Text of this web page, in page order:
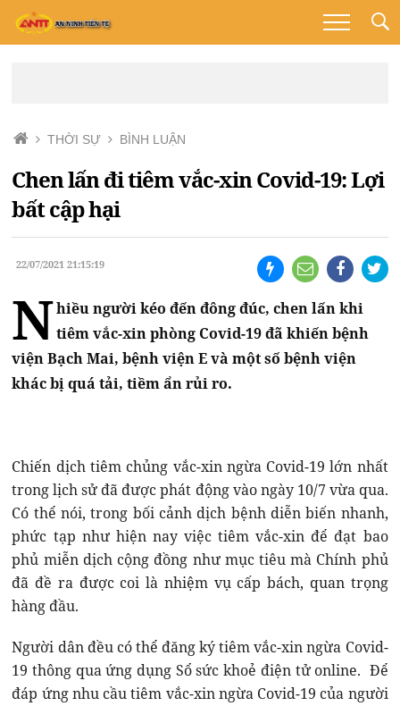
THỜI SỰ BÌNH LUẬN
Chen lấn đi tiêm vắc-xin Covid-19: Lợi
bất cập hại
22/07/2021 21:15:19
Nhiều người kéo đến đông đúc, chen lấn khi
tiêm vắc-xin phòng Covid-19 đã khiến bệnh
viện Bạch Mai, bệnh viện E và một số bệnh viện
khác bị quá tải, tiềm ẩn rủi ro.
Chiến dịch tiêm chủng vắc-xin ngừa Covid-19 lớn nhất
trong lịch sử đã được phát động vào ngày 10/7 vừa qua.
Có thể nói, trong bối cảnh dịch bệnh diễn biến nhanh,
phức tạp như hiện nay việc tiêm vắc-xin để đạt bao
phủ miễn dịch cộng đồng như mục tiêu mà Chính phủ
đã đề ra được coi là nhiệm vụ cấp bách, quan trọng
hàng đầu.
Người dân đều có thể đăng ký tiêm vắc-xin ngừa Covid-
19 thông qua ứng dụng Sổ sức khoẻ điện tử online. Để
đáp ứng nhu cầu tiêm vắc-xin ngừa Covid-19 của người